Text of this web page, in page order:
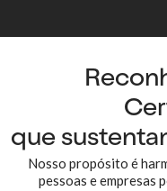
que
Nosso propósito é
pessoas e empresas